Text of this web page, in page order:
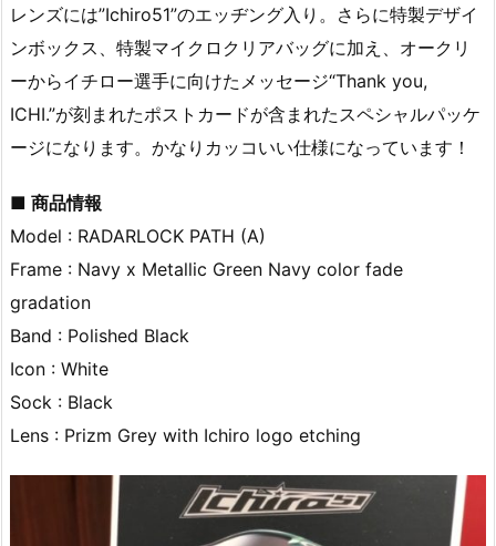
レンズには”Ichiro51”のエッヂング入り。さらに特製デザイ
ンボックス、特製マイクロクリアバッグに加え、オークリ
ーからイチロー選手に向けたメッセージ“Thank you,
ICHI.”が刻まれたポストカードが含まれたスペシャルパッケ
ージになります。かなりカッコいい仕様になっています！
■ 商品情報
Model : RADARLOCK PATH (A)
Frame : Navy x Metallic Green Navy color fade
gradation
Band : Polished Black
Icon : White
Sock : Black
Lens : Prizm Grey with Ichiro logo etching